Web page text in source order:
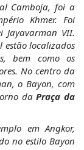
Camboja, foi a
Khmer. Foi
Jayavarman VII.
estão localizados
bem como os
No centro da
o Bayon, com
da Praça da
em Angkor,
no estilo Bayon